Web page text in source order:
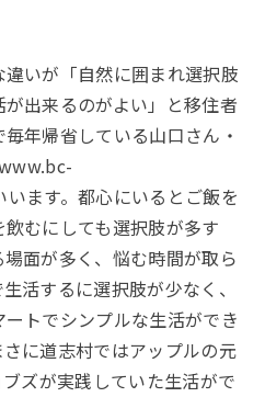
いが「自然に囲まれ選択肢
出来るのがよい」と移住者
年帰省している山口さん・
ます。都心にいるとご飯を
むにしても選択肢が多す
面が多く、悩む時間が取ら
活するに選択肢が少なく、
トでシンプルな生活ができ
に道志村ではアップルの元
ズが実践していた生活がで